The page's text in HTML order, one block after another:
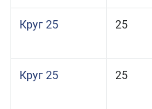
Круг 25 25
Круг 25 25